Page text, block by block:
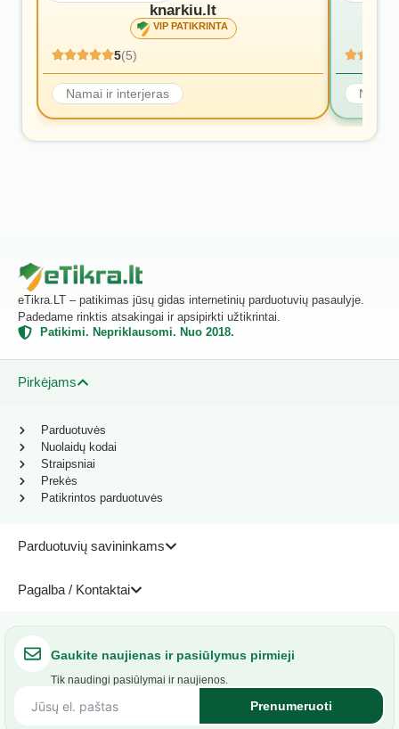
knarkiu.lt
VIP PATIKRINTA
5(5)
Namai ir interjeras
eTikra.LT – patikimas jūsų gidas internetinių parduotuvių pasaulyje.
Padedame rinktis atsakingai ir apsipirkti užtikrintai.
Patikimi. Nepriklausomi. Nuo 2018.
Pirkėjams
Parduotuvių savininkams
Pagalba / Kontaktai
Parduotuvės
Nuolaidų kodai
Straipsniai
Prekės
Patikrintos parduotuvės
Gaukite naujienas ir pasiūlymus pirmieji
Tik naudingi pasiūlymai ir naujienos.
Prenumeruoti